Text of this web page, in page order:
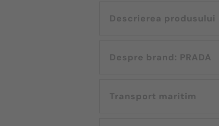
Descrierea produsului
Despre brand: PRADA
Transport maritim